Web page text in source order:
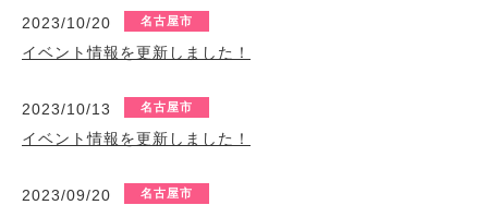
2023/10/20 名古屋市
イベント情報を更新しました！
2023/10/13 名古屋市
イベント情報を更新しました！
2023/09/20 名古屋市